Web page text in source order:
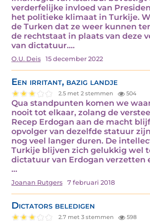
verderfelijke invloed van
het politieke klimaat in Turkije.
de Turken dat ze weer kunnen
de rechtstaat in plaats van deze
van dictatuur.…
O.U. Deis 15 december 2022
Een irritant, bazig landje
2.5 met 2 stemmen 504
Qua standpunten komen we
nooit tot elkaar, zolang de
Recep Erdogan aan de macht
opvolger van dezelfde statuur
nog veel langer duren. De
Turkije blijven zich gelukkig wel
dictatuur van Erdogan verzetten
…
Joanan Rutgers 7 februari 2018
Dictators beledigen
2.7 met 3 stemmen 598